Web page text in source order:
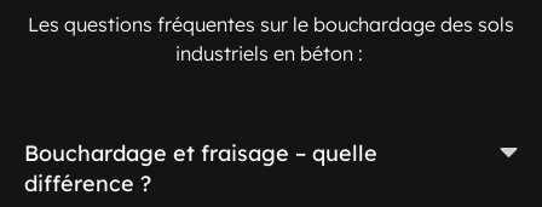
Les questions fréquentes sur le bouchardage des sols
industriels en béton :
Bouchardage et fraisage – quelle
différence ?